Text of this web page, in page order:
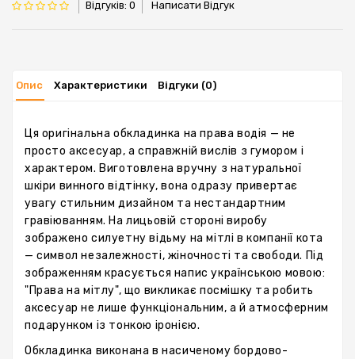
Відгуків: 0 Написати Відгук
Опис Характеристики Відгуки (0)
Ця оригінальна обкладинка на права водія — не
просто аксесуар, а справжній вислів з гумором і
характером. Виготовлена ​​вручну з натуральної
шкіри винного відтінку, вона одразу привертає
увагу стильним дизайном та нестандартним
гравіюванням. На лицьовій стороні виробу
зображено силуетну відьму на мітлі в компанії кота
— символ незалежності, жіночності та свободи. Під
зображенням красується напис українською мовою:
"Права на мітлу", що викликає посмішку та робить
аксесуар не лише функціональним, а й атмосферним
подарунком із тонкою іронією.
Обкладинка виконана в насиченому бордово-